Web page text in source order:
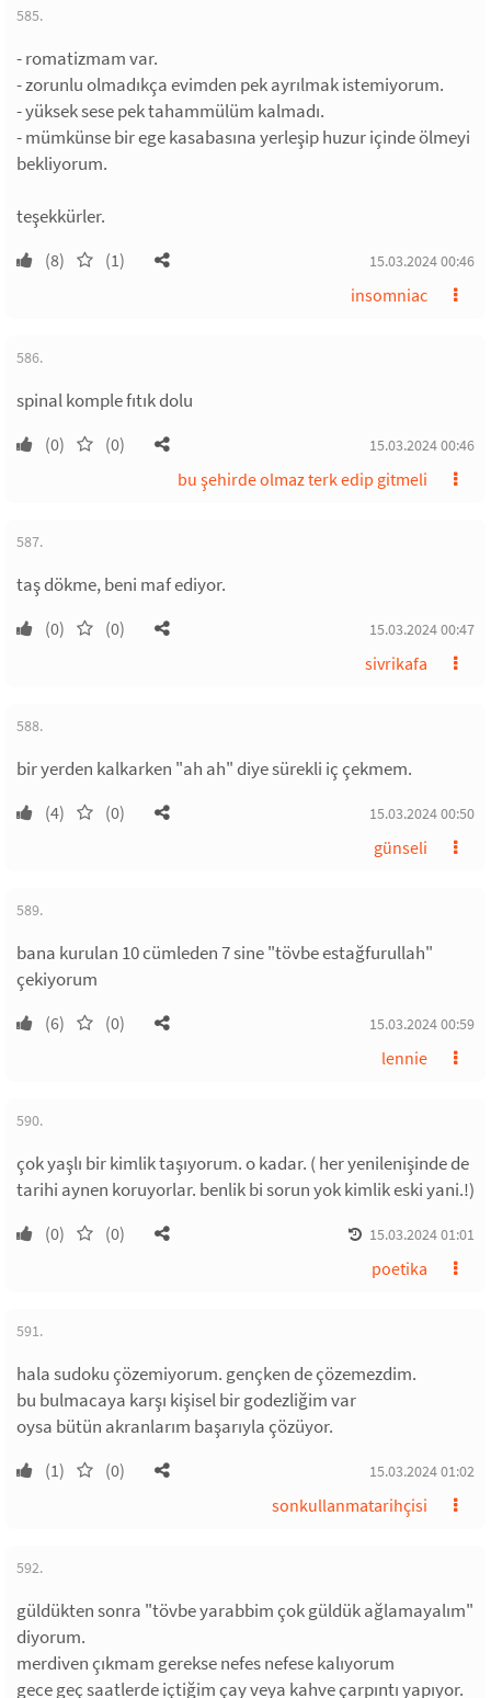
585.
- romatizmam var.
- zorunlu olmadıkça evimden pek ayrılmak istemiyorum.
- yüksek sese pek tahammülüm kalmadı.
- mümkünse bir ege kasabasına yerleşip huzur içinde ölmeyi
bekliyorum.
teşekkürler.
(8) (1) 15.03.2024 00:46
insomniac
586.
spinal komple fıtık dolu
(0) (0) 15.03.2024 00:46
bu şehirde olmaz terk edip gitmeli
587.
taş dökme, beni maf ediyor.
(0) (0) 15.03.2024 00:47
sivrikafa
588.
bir yerden kalkarken "ah ah" diye sürekli iç çekmem.
(4) (0) 15.03.2024 00:50
günseli
589.
bana kurulan 10 cümleden 7 sine "tövbe estağfurullah"
çekiyorum
(6) (0) 15.03.2024 00:59
lennie
590.
çok yaşlı bir kimlik taşıyorum. o kadar. ( her yenilenişinde de
tarihi aynen koruyorlar. benlik bi sorun yok kimlik eski yani.!)
(0) (0) 15.03.2024 01:01
poetika
591.
hala sudoku çözemiyorum. gençken de çözemezdim.
bu bulmacaya karşı kişisel bir godezliğim var
oysa bütün akranlarım başarıyla çözüyor.
(1) (0) 15.03.2024 01:02
sonkullanmatarihçisi
592.
güldükten sonra "tövbe yarabbim çok güldük ağlamayalım"
diyorum.
merdiven çıkmam gerekse nefes nefese kalıyorum
gece geç saatlerde içtiğim çay veya kahve çarpıntı yapıyor.